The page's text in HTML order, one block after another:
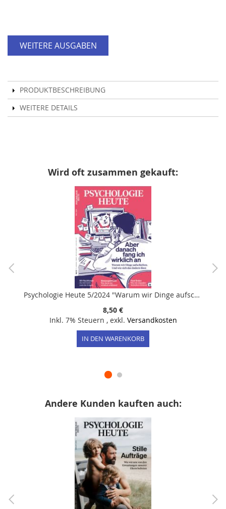
WEITERE AUSGABEN
PRODUKTBESCHREIBUNG
WEITERE DETAILS
Wird oft zusammen gekauft:
Psychologie Heute 5/2024 "Warum wir Dinge aufschieben"
8,50 €
Inkl. 7% Steuern , exkl. Versandkosten
IN DEN WARENKORB
Andere Kunden kauften auch: